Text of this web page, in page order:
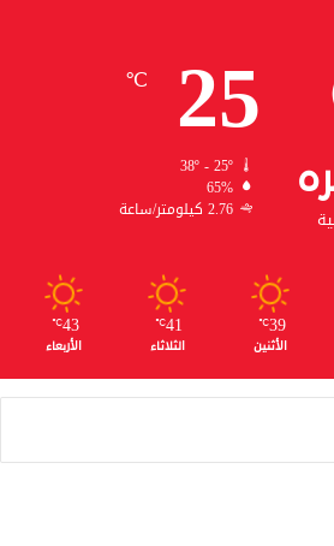
25
℃
38º - 25º
65%
2.76 كيلومتر/ساعة
39
℃
الأثنين
41
℃
الثلاثاء
43
℃
الأربعاء